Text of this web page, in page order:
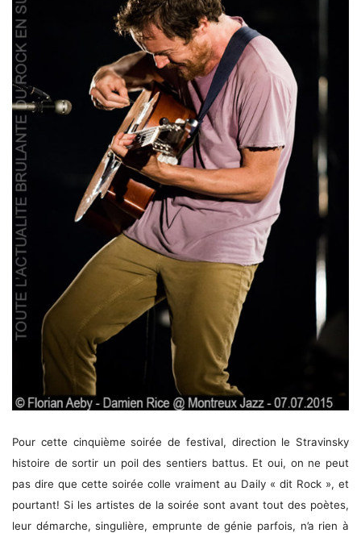
Pour cette cinquième soirée de festival, direction le Stravinsky
histoire de sortir un poil des sentiers battus. Et oui, on ne peut
pas dire que cette soirée colle vraiment au Daily « dit Rock », et
pourtant! Si les artistes de la soirée sont avant tout des poètes,
leur démarche, singulière, emprunte de génie parfois, n’a rien à